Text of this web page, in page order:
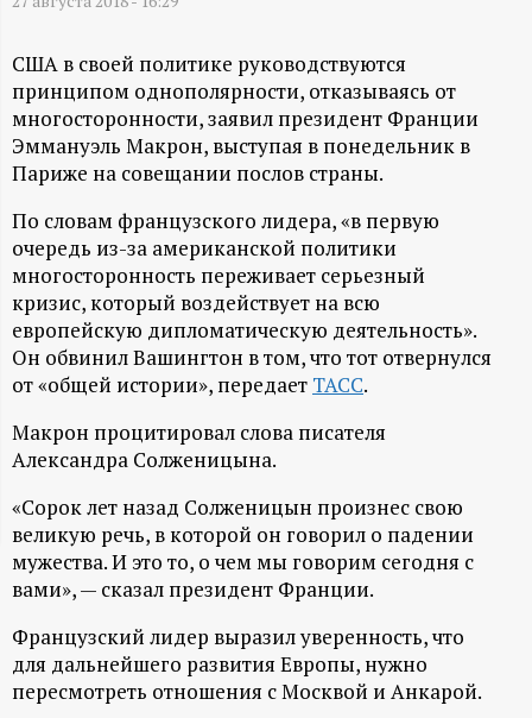
Н
-
и
н
ф
о
р
м
а
ц
и
о
США в своей политике руководствуются
принципом однополярности, отказываясь от
многосторонности, заявил президент Франции
Эммануэль Макрон, выступая в понедельник в
Париже на совещании послов страны.
По словам французского лидера, «в первую
очередь из-за американской политики
многосторонность переживает серьезный
кризис, который воздействует на всю
европейскую дипломатическую деятельность».
Он обвинил Вашингтон в том, что тот отвернулся
от «общей истории», передает ТАСС.
Макрон процитировал слова писателя
Александра Солженицына.
«Сорок лет назад Солженицын произнес свою
великую речь, в которой он говорил о падении
мужества. И это то, о чем мы говорим сегодня с
вами», — сказал президент Франции.
Французский лидер выразил уверенность, что
для дальнейшего развития Европы, нужно
пересмотреть отношения с Москвой и Анкарой.